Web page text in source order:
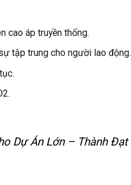
cao áp truyền thống.
tập trung cho người lao động.
Dự Án Lớn – Thành Đạt